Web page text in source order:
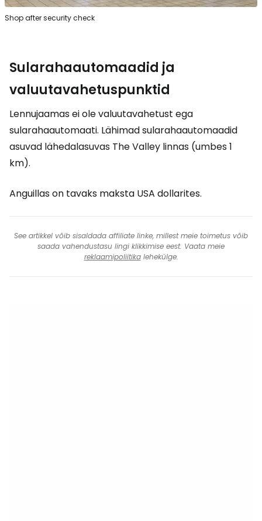
Shop after security check
Sularahaautomaadid ja
valuutavahetuspunktid
Lennujaamas ei ole valuutavahetust ega
sularahaautomaati. Lähimad sularahaautomaadid
asuvad lähedalasuvas The Valley linnas (umbes 1
km).
Anguillas on tavaks maksta USA dollarites.
See artikkel võib sisaldada affiliate linke, millest meie toimetus võib
saada vahendustasu lingi klikkimise eest. Vaata meie
reklaamipoliitikalehekülge.